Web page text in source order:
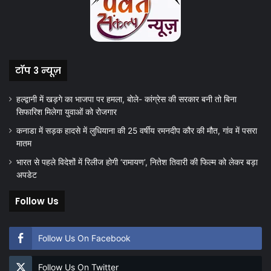
टॉप 3 न्यूज़
हल्द्वानी में खड़गे का भाजपा पर हमला, बोले- कांग्रेस की सरकार बनी तो बिना
सिफारिश मिलेगा युवाओं को रोजगार
कनाडा में सड़क हादसे में लुधियाना की 25 वर्षीय रमनदीप कौर की मौत, गांव में पसरा
मातम
भारत से पहले विदेशों में रिलीज होगी ‘रामायण’, नितेश तिवारी की फिल्म को लेकर बड़ा
अपडेट
Follow Us
Follow Us On Facebook
Follow Us On Twitter